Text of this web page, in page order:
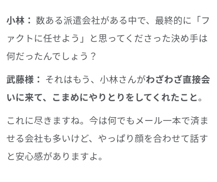
小林： 数ある派遣会社がある中で、最終的に「フ
ァクトに任せよう」と思ってくださった決め手は
何だったんでしょう？
武藤様： それはもう、小林さんがわざわざ直接会
いに来て、こまめにやりとりをしてくれたこと。
これに尽きますね。今は何でもメール一本で済ま
せる会社も多いけど、やっぱり顔を合わせて話す
と安心感がありますよ。